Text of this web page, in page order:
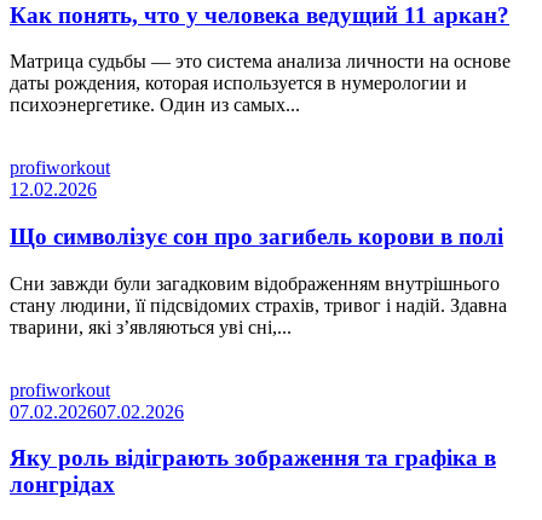
Как понять, что у человека ведущий 11 аркан?
Матрица судьбы — это система анализа личности на основе
даты рождения, которая используется в нумерологии и
психоэнергетике. Один из самых...
profiworkout
12.02.2026
Що символізує сон про загибель корови в полі
Сни завжди були загадковим відображенням внутрішнього
стану людини, її підсвідомих страхів, тривог і надій. Здавна
тварини, які з’являються уві сні,...
profiworkout
07.02.202607.02.2026
Яку роль відіграють зображення та графіка в
лонгрідах